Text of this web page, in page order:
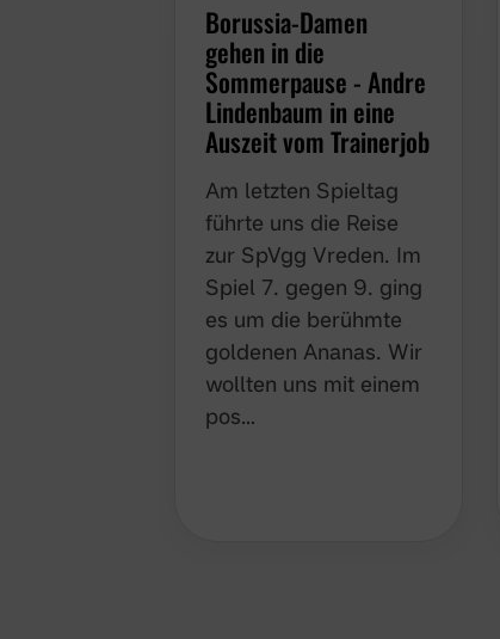
Borussia-Damen
gehen in die
Sommerpause - Andre
Lindenbaum in eine
Auszeit vom Trainerjob
Am letzten Spieltag
führte uns die Reise
zur SpVgg Vreden. Im
Spiel 7. gegen 9. ging
es um die berühmte
goldenen Ananas. Wir
wollten uns mit einem
pos…